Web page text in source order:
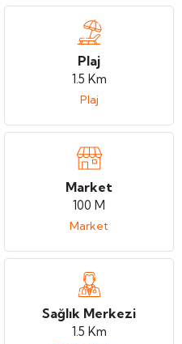
Plaj
1.5 Km
Plaj
Market
100 M
Market
Sağlık Merkezi
1.5 Km